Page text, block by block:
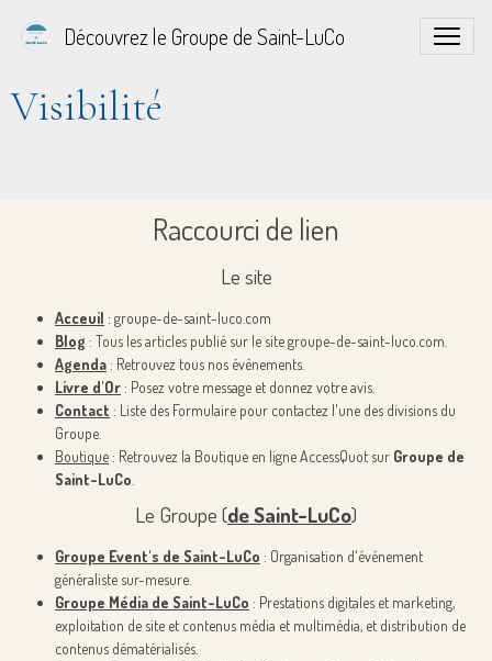
Découvrez le Groupe de Saint-LuCo
Visibilité
Raccourci de lien
Le site
Acceuil : groupe-de-saint-luco.com
Blog : Tous les articles publié sur le site groupe-de-saint-luco.com.
Agenda : Retrouvez tous nos événements.
Livre d'Or : Posez votre message et donnez votre avis.
Contact : Liste des Formulaire pour contactez l'une des divisions du
Groupe.
Boutique : Retrouvez la Boutique en ligne AccessQuot sur Groupe de
Saint-LuCo
Le Groupe (de Saint-LuCo)
Groupe Event's de Saint-LuCo : Organisation d'événement
généraliste sur-mesure.
Groupe Média de Saint-LuCo : Prestations digitales et marketing,
exploitation de site et contenus média et multimédia, et distribution de
contenus dématérialisés.